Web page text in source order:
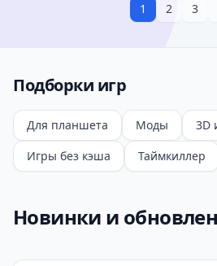
1 2 3
Подборки игр
Для планшета Моды 3D
Игры без кэша
Таймкиллер
Новинки и